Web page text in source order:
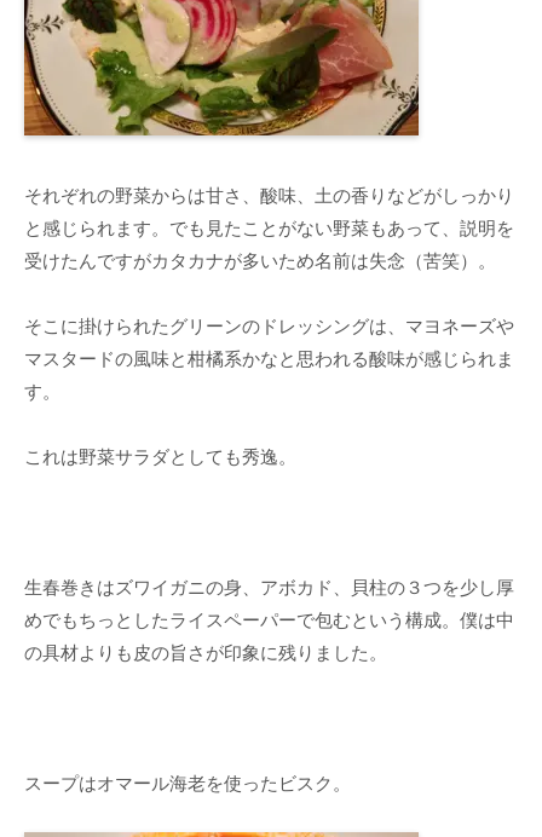
それぞれの野菜からは甘さ、酸味、土の香りなどがしっかり
と感じられます。でも見たことがない野菜もあって、説明を
受けたんですがカタカナが多いため名前は失念（苦笑）。
そこに掛けられたグリーンのドレッシングは、マヨネーズや
マスタードの風味と柑橘系かなと思われる酸味が感じられま
す。
これは野菜サラダとしても秀逸。
生春巻きはズワイガニの身、アボカド、貝柱の３つを少し厚
めでもちっとしたライスペーパーで包むという構成。僕は中
の具材よりも皮の旨さが印象に残りました。
スープはオマール海老を使ったビスク。